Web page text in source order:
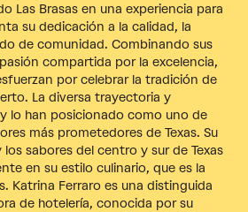
Las Brasas en una experiencia para
su dedicación a la calidad, la
de comunidad. Combinando sus
compartida por la excelencia,
por celebrar la tradición de
La diversa trayectoria y
lo han posicionado como uno de
más prometedores de Texas. Su
los sabores del centro y sur de Texas
en su estilo culinario, que es la
Katrina Ferraro es una distinguida
de hotelería, conocida por su